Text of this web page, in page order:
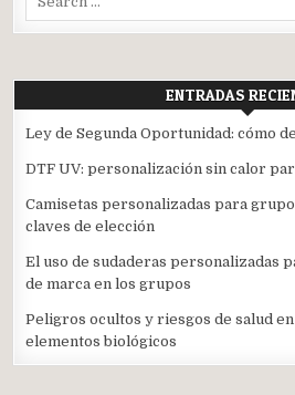
ENTRADAS
Ley de Segunda Oportunidad: cómo
DTF UV: personalización sin calor
Camisetas personalizadas para
claves de elección
El uso de sudaderas personalizadas
de marca en los grupos
Peligros ocultos y riesgos de salud
elementos biológicos